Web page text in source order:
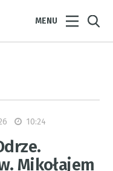
MENU
10:24
Mikołajem